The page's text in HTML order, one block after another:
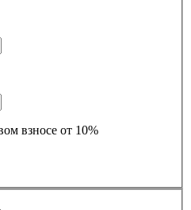
взносе от 10%